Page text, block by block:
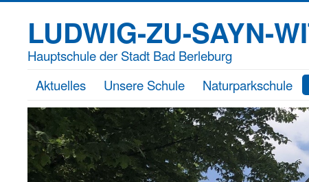
LUDWIG-ZU-SAYN-
Hauptschule der Stadt Bad Berleburg
Aktuelles
Unsere Schule Naturparkschule